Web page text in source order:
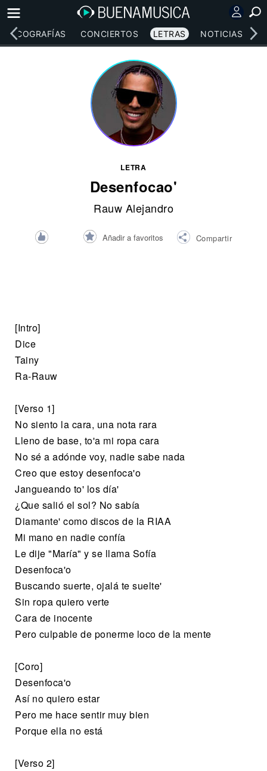
DISCOGRAFÍAS CONCIERTOS LETRAS NOTICIAS
LETRA
Desenfocao'
Rauw Alejandro
Añadir a favoritos Compartir
[Intro]
Dice
Tainy
Ra-Rauw
[Verso 1]
No siento la cara, una nota rara
Lleno de base, to'a mi ropa cara
No sé a adónde voy, nadie sabe nada
Creo que estoy desenfoca'o
Jangueando to' los día'
¿Que salió el sol? No sabía
Diamante' como discos de la RIAA
Mi mano en nadie confía
Le dije "María" y se llama Sofía
Desenfoca'o
Buscando suerte, ojalá te suelte'
Sin ropa quiero verte
Cara de inocente
Pero culpable de ponerme loco de la mеnte
[Coro]
Desenfoca'o
Así no quiеro estar
Pero me hace sentir muy bien
Porque ella no está
[Verso 2]